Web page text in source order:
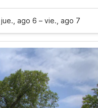
jue., ago 6 – vie., ago 7